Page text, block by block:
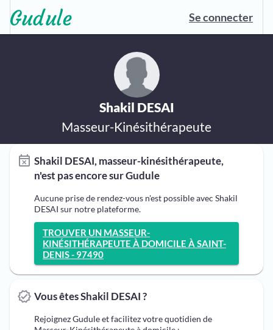
Se connecter
Shakil DESAI
Masseur-Kinésithérapeute
Shakil DESAI, masseur-kinésithérapeute,
n'est pas encore sur Gudule
Aucune prise de rendez-vous n'est possible avec Shakil
DESAI sur notre plateforme.
TROUVER UN MASSEUR-
KINÉSITHÉRAPEUTE À DOMICILE À SAINT-
DENIS - 97490
Vous êtes Shakil DESAI ?
Rejoignez Gudule et facilitez votre quotidien de